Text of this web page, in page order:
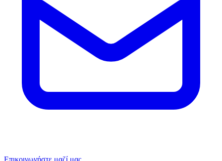
Επικοινωνήστε μαζί μας